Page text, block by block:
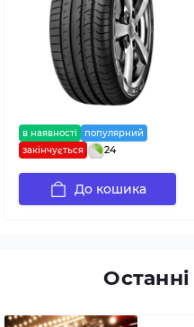
в наявності
популярний
закінчується
24
До кошика